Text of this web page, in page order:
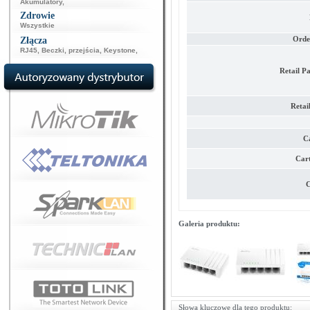
Akumulatory,
Zdrowie
Wszystkie
Złącza
RJ45 Beczki, przejścia Keystone
Retail
Galeria produktu:
Słowa kluczowe dla tego produktu: